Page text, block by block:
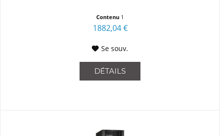
Contenu 1
1882,04 €
Se souv.
DÉTAILS